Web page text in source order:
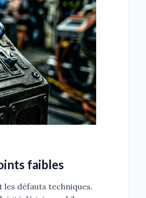
faibles
défauts techniques.